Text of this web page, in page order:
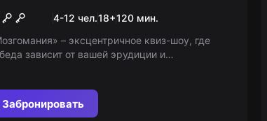
4-12 чел.18+120 мин.
– эксцентричное квиз-шоу, где
зависит от вашей эрудиции и
Забронировать